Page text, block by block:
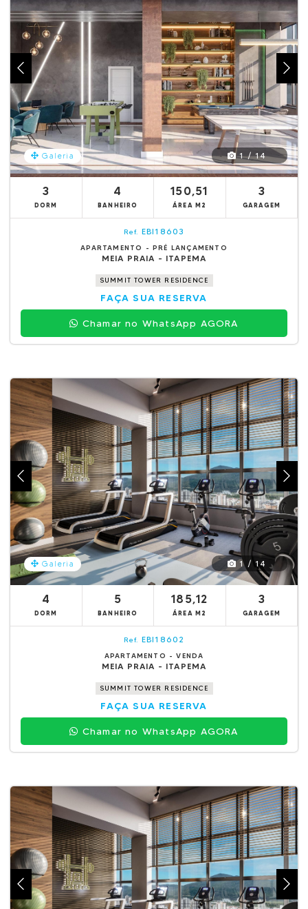
Galeria 1 / 14
3
DORM
4
BANHEIRO
150,51
ÁREA M2
3
GARAGEM
Ref. EBI18603
APARTAMENTO - PRÉ LANÇAMENTO
MEIA PRAIA - ITAPEMA
SUMMIT TOWER RESIDENCE
FAÇA SUA RESERVA
Chamar no WhatsApp AGORA
Galeria 1 / 14
4
DORM
5
BANHEIRO
185,12
ÁREA M2
3
GARAGEM
Ref. EBI18602
APARTAMENTO - VENDA
MEIA PRAIA - ITAPEMA
SUMMIT TOWER RESIDENCE
FAÇA SUA RESERVA
Chamar no WhatsApp AGORA